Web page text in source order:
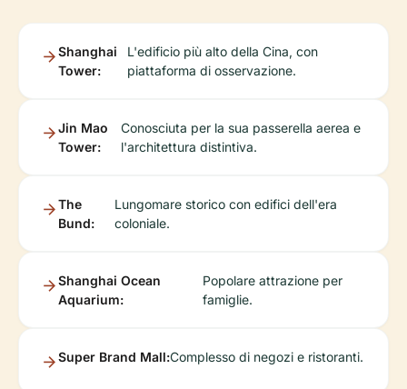
Shanghai
Tower:
L'edificio più alto della Cina, con
piattaforma di osservazione.
Jin Mao
Tower:
Conosciuta per la sua passerella aerea e
l'architettura distintiva.
The
Bund:
Lungomare storico con edifici dell'era
coloniale.
Shanghai Ocean
Aquarium:
Popolare attrazione per
famiglie.
Super Brand Mall:Complesso di negozi e ristoranti.